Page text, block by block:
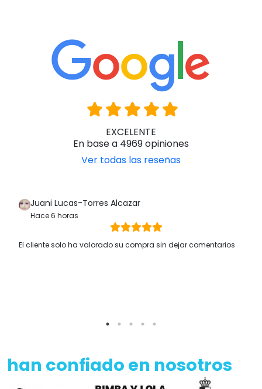
EXCELENTE
En base a 4969 opiniones
Ver todas las reseñas
Juani Lucas-Torres Alcazar
Hace 6 horas
El cliente solo ha valorado su compra sin dejar comentarios
han confiado en nosotros